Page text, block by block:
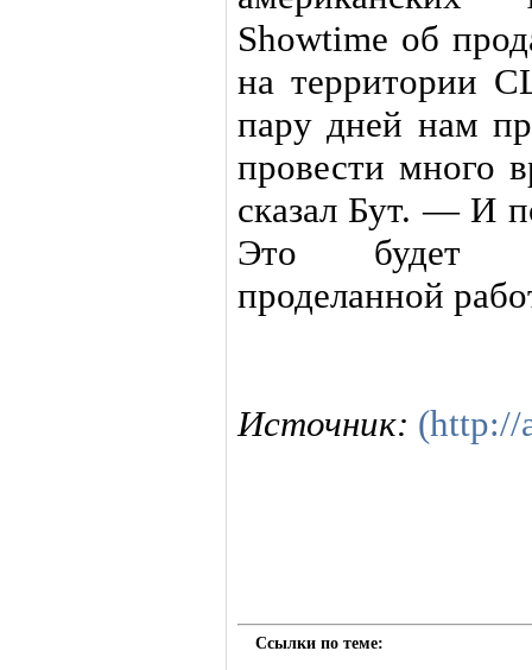
Showtime об
на территории
пару дней нам
провести много
сказал Бут. — И
Это будет
проделанной
Источник: (http://
Ссылки по теме: